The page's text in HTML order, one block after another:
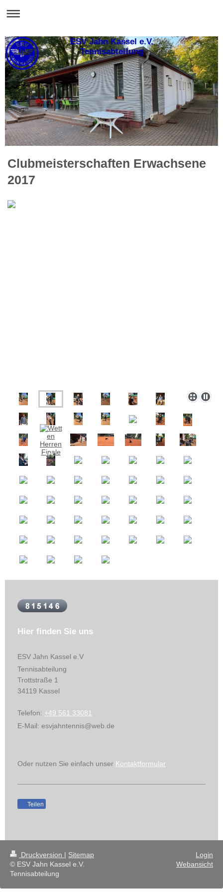
ESV Jahn Kassel e.V.
Tennisabteilung
Clubmeisterschaften Erwachsene
2017
Hier finden Sie uns
ESV Jahn Kassel e.V
Tennisabteilung
Trottstraße 1
34119 Kassel
Telefon: +49 561 33081
E-Mail: esvjahntennis@web.de
Oder nutzen Sie einfach unser Kontaktformular
Teilen
Druckversion | Sitemap
© ESV Jahn Kassel e.V.
Tennisabteilung
Login
Webansicht